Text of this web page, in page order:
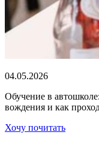
04.05.2026
Обучение в
вождения и как
Хочу почитать